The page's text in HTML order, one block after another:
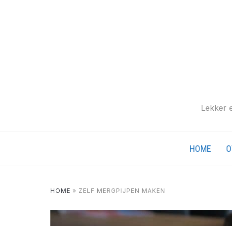
Lekker
HOME
HOME » ZELF MERGPIJPEN MAKEN